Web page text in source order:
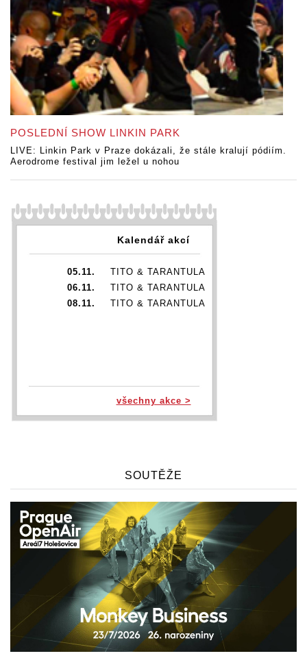
POSLEDNÍ SHOW LINKIN PARK
LIVE: Linkin Park v Praze dokázali, že stále kralují pódiím.
Aerodrome festival jim ležel u nohou
Kalendář akcí
05.11.
TITO & TARANTULA
06.11.
TITO & TARANTULA
08.11.
TITO & TARANTULA
všechny akce >
SOUTĚŽE